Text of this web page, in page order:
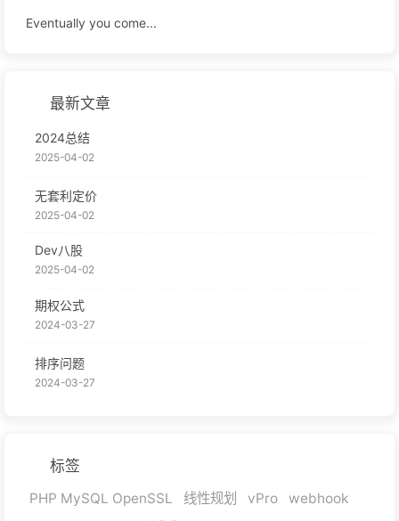
Eventually you come...
最新文章
2024总结
2025-04-02
无套利定价
2025-04-02
Dev八股
2025-04-02
期权公式
2024-03-27
排序问题
2024-03-27
标签
PHP MySQL OpenSSL 线性规划 vPro
webhook